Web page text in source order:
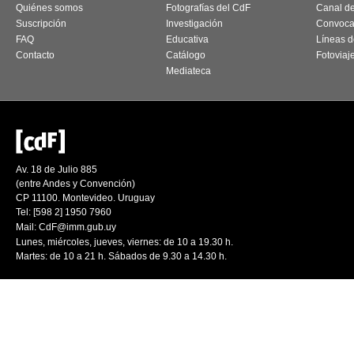
Quiénes somos
Suscripción
FAQ
Contacto
Fotografías del CdF
Investigación
Educativa
Catálogo
Mediateca
Canal
Líneas
Av. 18 de Julio 885
(entre Andes y Convención)
CP 11100. Montevideo. Uruguay
Tel: [598 2] 1950 7960
Mail: CdF@imm.gub.uy
Lunes, miércoles, jueves, viernes: de 10 a 19.30 h.
Martes: de 10 a 21 h. Sábados de 9.30 a 14.30 h.